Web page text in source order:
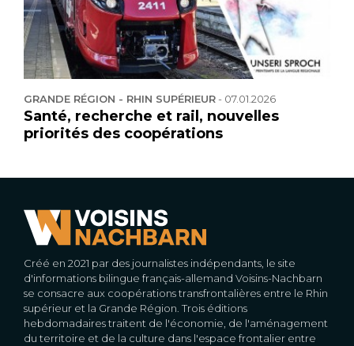
GRANDE RÉGION - RHIN SUPÉRIEUR- 07.01.2026
Santé, recherche et rail, nouvelles
priorités des coopérations
Créé en 2021 par des journalistes indépendants, le site
d'informations bilingue français-allemand Voisins-Nachbarn
se consacre aux coopérations transfrontalières entre le Rhin
supérieur et la Grande Région. Trois éditions
hebdomadaires traitent de l'économie, de l'aménagement
du territoire et de la culture dans l'espace frontalier entre